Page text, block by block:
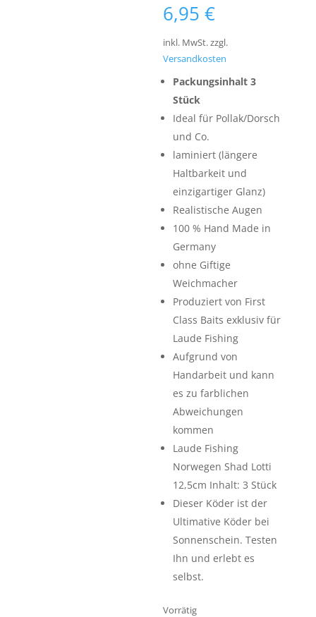
6,95€
inkl. MwSt.zzgl.
Versandkosten
Packungsinhalt 3
Stück
Ideal für Pollak/Dorsch
und Co.
laminiert (längere
Haltbarkeit und
einzigartiger Glanz)
Realistische Augen
100 % Hand Made in
Germany
ohne Giftige
Weichmacher
Produziert von First
Class Baits exklusiv für
Laude Fishing
Aufgrund von
Handarbeit und kann
es zu farblichen
Abweichungen
kommen
Laude Fishing
Norwegen Shad Lotti
12,5cm Inhalt: 3 Stück
Dieser Köder ist der
Ultimative Köder bei
Sonnenschein. Testen
Ihn und erlebt es
selbst.
Vorrätig